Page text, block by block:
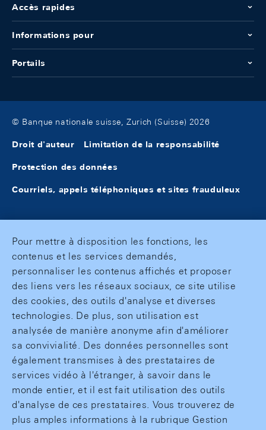
Accès rapides
Informations pour
Portails
© Banque nationale suisse, Zurich (Suisse) 2026
Droit d'auteur Limitation de la responsabilité
Protection des données
Courriels, appels téléphoniques et sites frauduleux
Pour mettre à disposition les fonctions, les
contenus et les services demandés,
personnaliser les contenus affichés et proposer
des liens vers les réseaux sociaux, ce site utilise
des cookies, des outils d'analyse et diverses
technologies. De plus, son utilisation est
analysée de manière anonyme afin d'améliorer
sa convivialité. Des données personnelles sont
également transmises à des prestataires de
services vidéo à l'étranger, à savoir dans le
monde entier, et il est fait utilisation des outils
d'analyse de ces prestataires. Vous trouverez de
plus amples informations à la rubrique Gestion